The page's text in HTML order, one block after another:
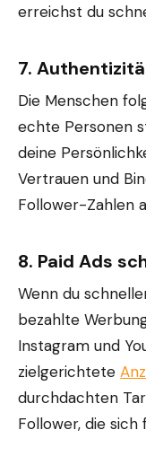
erreichst du
7.
Die Menschen
echte Personen
deine
Vertrauen und
Follower-Zahlen
8. Paid Ads
Wenn du
bezahlte
Instagram und
zielgerichtete
durchdachten
Follower, die